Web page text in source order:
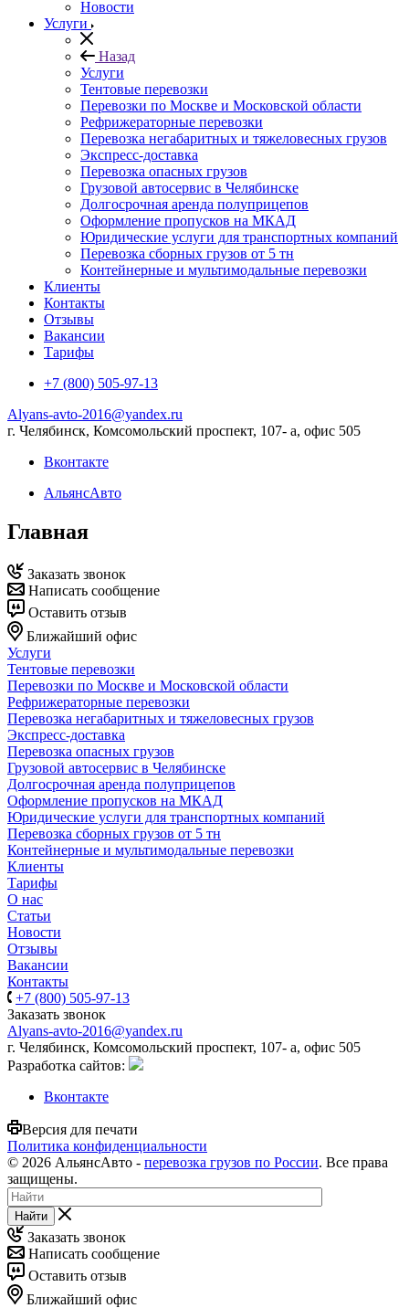
Новости
Услуги
Назад
Услуги
Тентовые перевозки
Перевозки по Москве и Московской области
Рефрижераторные перевозки
Перевозка негабаритных и тяжеловесных грузов
Экспресс-доставка
Перевозка опасных грузов
Грузовой автосервис в Челябинске
Долгосрочная аренда полуприцепов
Оформление пропусков на МКАД
Юридические услуги для транспортных компаний
Перевозка сборных грузов от 5 тн
Контейнерные и мультимодальные перевозки
Клиенты
Контакты
Отзывы
Вакансии
Тарифы
+7 (800) 505-97-13
Alyans-avto-2016@yandex.ru
г. Челябинск, Комсомольский проспект, 107- а, офис 505
Вконтакте
АльянсАвто
Главная
Заказать звонок
Написать сообщение
Оставить отзыв
Ближайший офис
Услуги
Тентовые перевозки
Перевозки по Москве и Московской области
Рефрижераторные перевозки
Перевозка негабаритных и тяжеловесных грузов
Экспресс-доставка
Перевозка опасных грузов
Грузовой автосервис в Челябинске
Долгосрочная аренда полуприцепов
Оформление пропусков на МКАД
Юридические услуги для транспортных компаний
Перевозка сборных грузов от 5 тн
Контейнерные и мультимодальные перевозки
Клиенты
Тарифы
О нас
Статьи
Новости
Отзывы
Вакансии
Контакты
+7 (800) 505-97-13
Заказать звонок
Alyans-avto-2016@yandex.ru
г. Челябинск, Комсомольский проспект, 107- а, офис 505
Разработка сайтов:
Вконтакте
Версия для печати
Политика конфиденциальности
© 2026 АльянсАвто - перевозка грузов по России. Все права
защищены.
Найти
Заказать звонок
Написать сообщение
Оставить отзыв
Ближайший офис